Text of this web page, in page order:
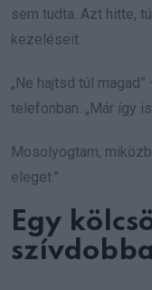
sem tudta. Azt hitte,
kezeléseit.
„Ne hajtsd túl
telefonban. „Már így
Mosolyogtam,
eleget.”
Egy